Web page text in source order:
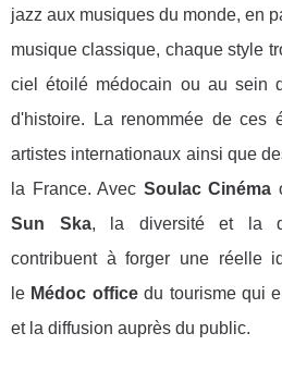
jazz aux musiques du monde, en
musique classique, chaque style
ciel étoilé médocain ou au sein
d'histoire. La renommée de ces
artistes internationaux ainsi que
la France. Avec Soulac Cinéma
Sun Ska, la diversité et la
contribuent à forger une réelle
le Médoc officedu tourisme qui
et la diffusion auprès du public.